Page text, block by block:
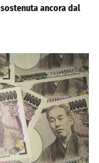
ancora dal